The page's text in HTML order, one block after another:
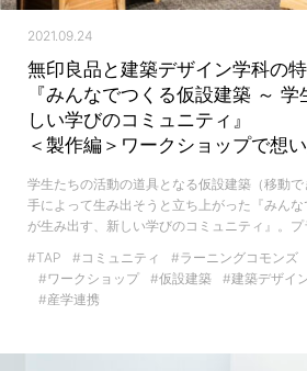
2021.09.24
無印良品と建築デザイン学科の
『みんなでつくる仮設建築 ～
しい学びのコミュニティ』
＜製作編＞ワークショップで想
学生たちの活動の道具となる仮設建築（移動
手によって生み出そうと立ち上がった『みん
が生み出す、新しい学びのコミュニティ』。
#TAP
#コミュニティ #ラーニングコモンズ
#ワークショップ
#仮設建築 #建築デザイ
#産学連携